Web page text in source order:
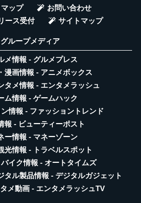
ップ
お問い合わせ
ース受付
サイトマップ
グループメディア
メ情報 - グルメプレス
漫画情報 - アニメボックス
タメ情報 - エンタメラッシュ
ム情報 - ゲームハック
情報 - ファッショントレンド
報 - ビューティーポスト
ー情報 - マネーゾーン
光情報 - トラベルスポット
イク情報 - オートタイムズ
タル製品情報 - デジタルガジェット
メ動画 - エンタメラッシュTV